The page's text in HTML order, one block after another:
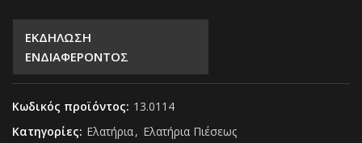
ΕΚΔΗΛΩΣΗ
ΕΝΔΙΑΦΕΡΟΝΤΟΣ
Κωδικός προϊόντος: 13.0114
Κατηγορίες: Ελατήρια, Ελατήρια Πιέσεως